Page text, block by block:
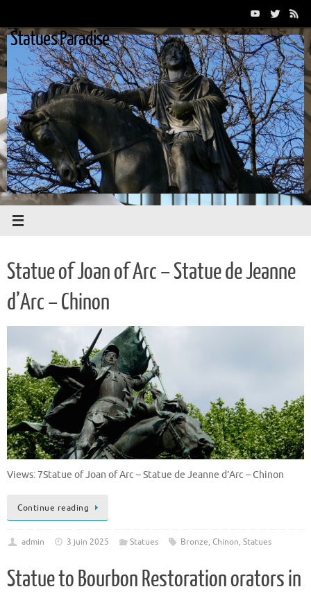
contenu
Statues Paradise
Statue of Joan of Arc – Statue de Jeanne
d’Arc – Chinon
Views: 7Statue of Joan of Arc – Statue de Jeanne d’Arc – Chinon
Continue reading
admin 3 juin 2025 Statues Bronze,Chinon,Statues
Statue to Bourbon Restoration orators in